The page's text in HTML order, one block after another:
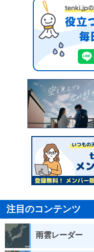
注目のコンテンツ
雨雲レーダー